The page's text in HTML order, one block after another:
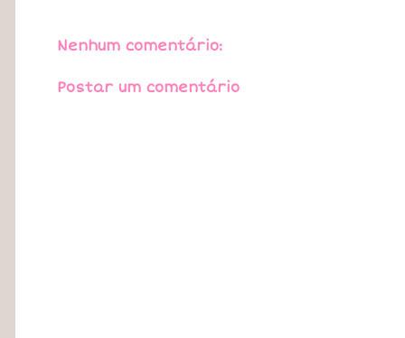
Nenhum comentário:
Postar um comentário